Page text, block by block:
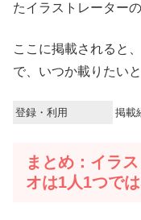
たイラストレーター
ここに掲載されると、
で、いつか載りたい
登録・利用 掲載
まとめ：イラ
オは1人1つで